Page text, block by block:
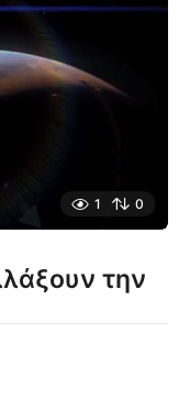
1 0
την